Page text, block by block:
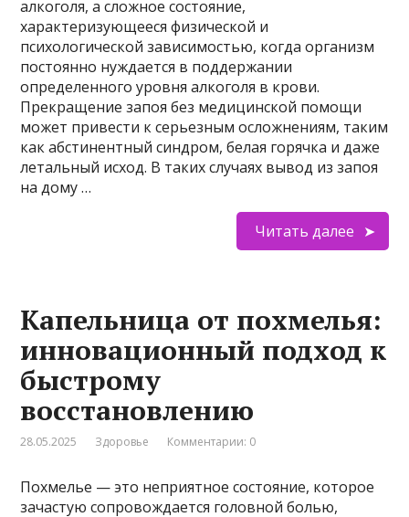
алкоголя, а сложное состояние,
характеризующееся физической и
психологической зависимостью, когда организм
постоянно нуждается в поддержании
определенного уровня алкоголя в крови.
Прекращение запоя без медицинской помощи
может привести к серьезным осложнениям, таким
как абстинентный синдром, белая горячка и даже
летальный исход. В таких случаях вывод из запоя
на дому …
Читать далее
Капельница от похмелья:
инновационный подход к
быстрому
восстановлению
28.05.2025 Здоровье Комментарии: 0
Похмелье — это неприятное состояние, которое
зачастую сопровождается головной болью,